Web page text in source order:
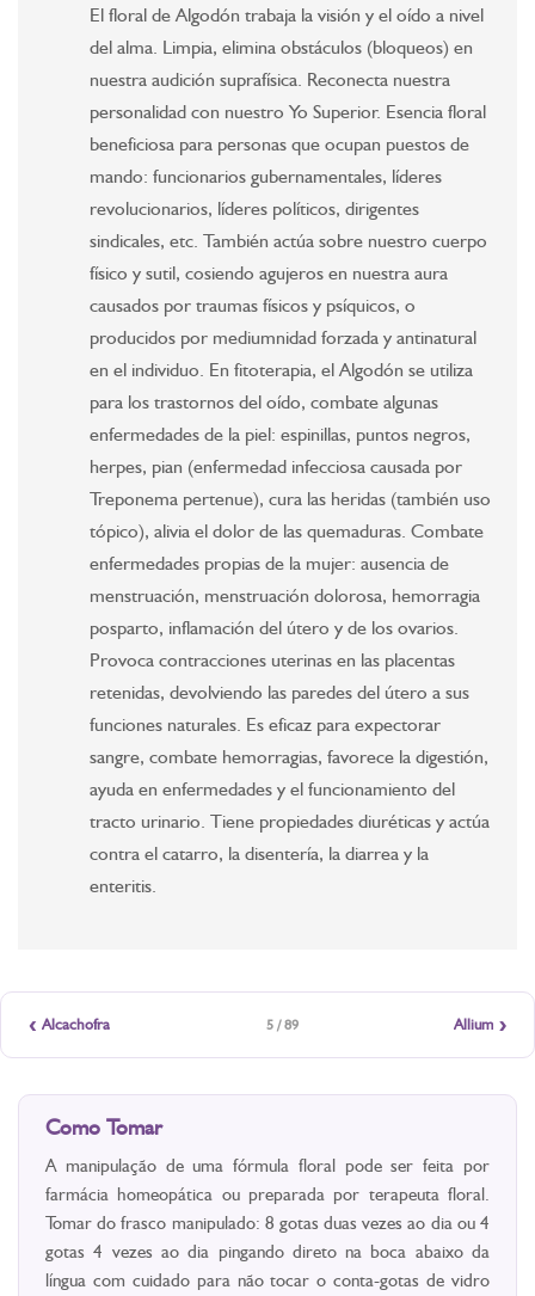
El floral de Algodón trabaja la visión y el oído a nivel
del alma. Limpia, elimina obstáculos (bloqueos) en
nuestra audición suprafísica. Reconecta nuestra
personalidad con nuestro Yo Superior. Esencia floral
beneficiosa para personas que ocupan puestos de
mando: funcionarios gubernamentales, líderes
revolucionarios, líderes políticos, dirigentes
sindicales, etc. También actúa sobre nuestro cuerpo
físico y sutil, cosiendo agujeros en nuestra aura
causados ​​por traumas físicos y psíquicos, o
producidos por mediumnidad forzada y antinatural
en el individuo. En fitoterapia, el Algodón se utiliza
para los trastornos del oído, combate algunas
enfermedades de la piel: espinillas, puntos negros,
herpes, pian (enfermedad infecciosa causada por
Treponema pertenue), cura las heridas (también uso
tópico), alivia el dolor de las quemaduras. Combate
enfermedades propias de la mujer: ausencia de
menstruación, menstruación dolorosa, hemorragia
posparto, inflamación del útero y de los ovarios.
Provoca contracciones uterinas en las placentas
retenidas, devolviendo las paredes del útero a sus
funciones naturales. Es eficaz para expectorar
sangre, combate hemorragias, favorece la digestión,
ayuda en enfermedades y el funcionamiento del
tracto urinario. Tiene propiedades diuréticas y actúa
contra el catarro, la disentería, la diarrea y la
enteritis.
‹ Alcachofra 5 / 89 Allium ›
Como Tomar
A manipulação de uma fórmula floral pode ser feita por
farmácia homeopática ou preparada por terapeuta floral.
Tomar do frasco manipulado: 8 gotas duas vezes ao dia ou 4
gotas 4 vezes ao dia pingando direto na boca abaixo da
língua com cuidado para não tocar o conta-gotas de vidro